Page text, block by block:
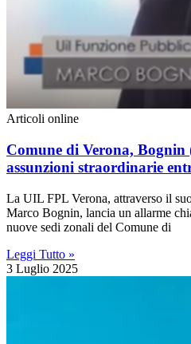
Articoli online
Comune di Verona,
assunzioni straordinarie
La UIL FPL Verona, attraverso il
Marco Bognin, lancia un allarme
nuove sedi zonali del Comune di
Leggi Tutto »
3 Luglio 2025